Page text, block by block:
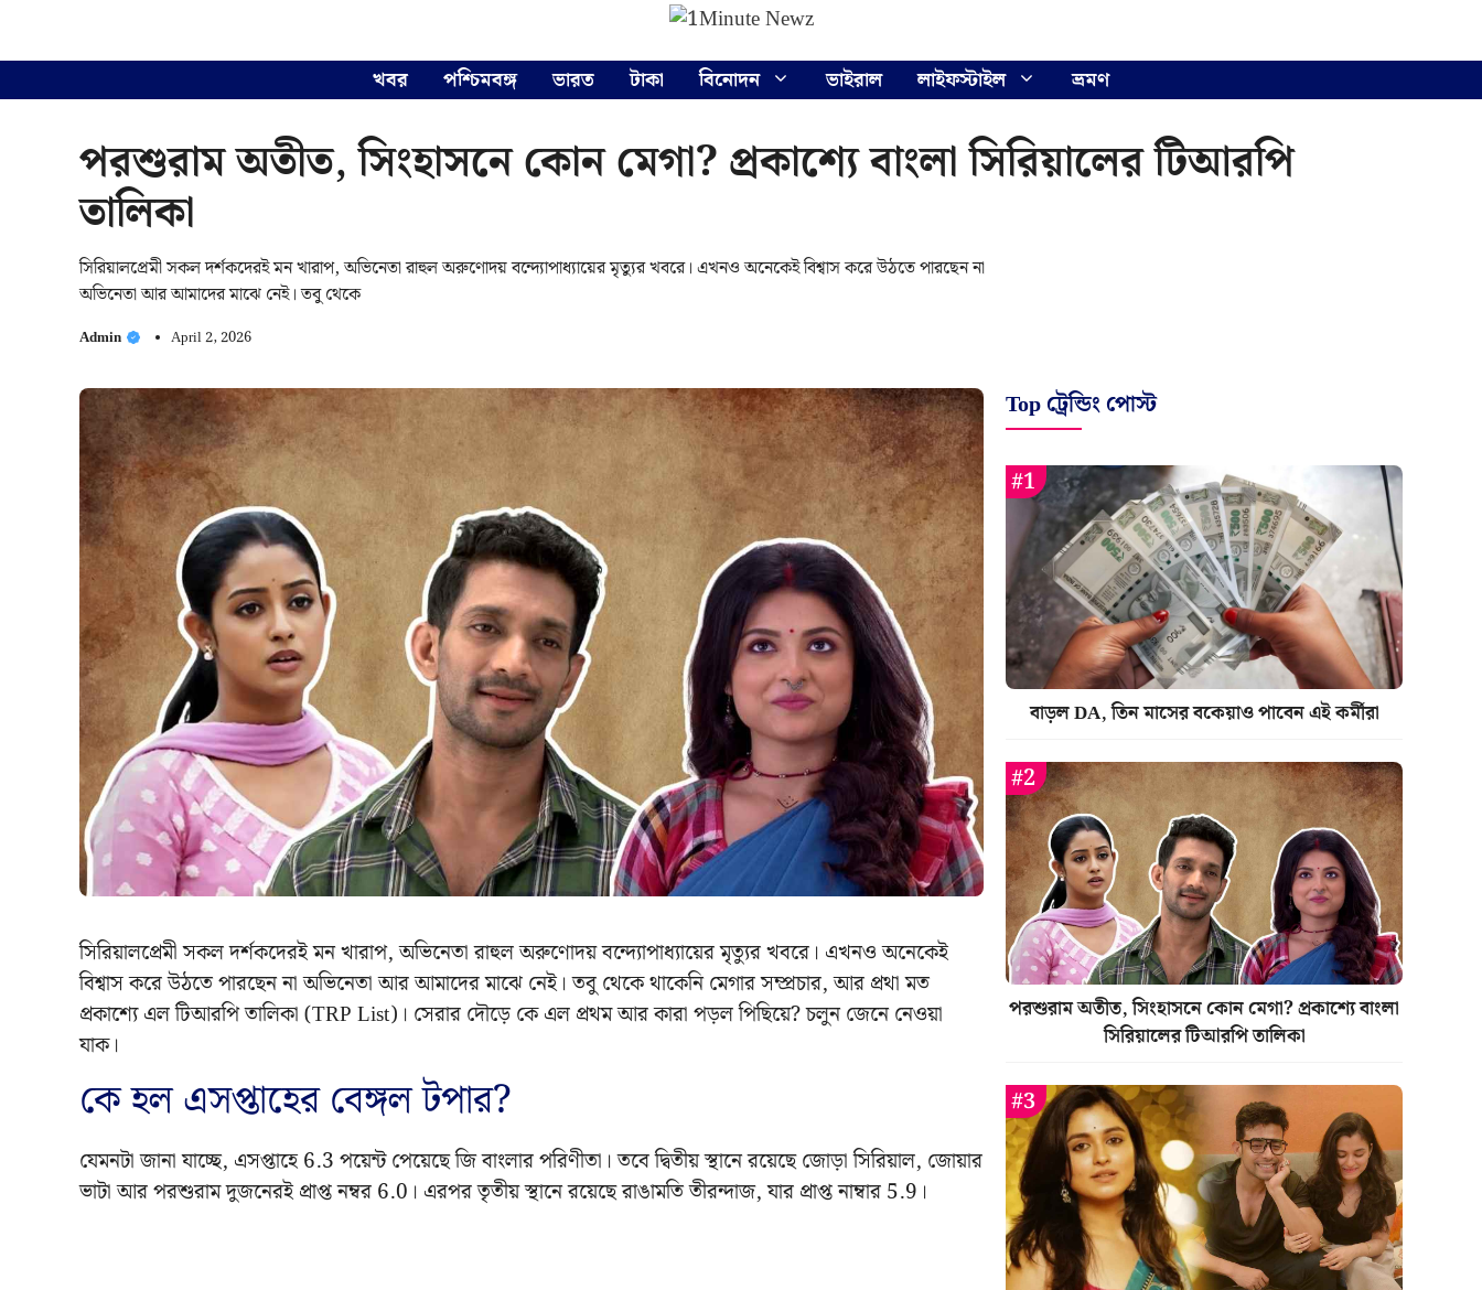
খবর পশ্চিমবঙ্গ ভারত টাকা বিনোদন ভাইরাল লাইফস্টাইল ভ্রমণ
পরশুরাম অতীত, সিংহাসনে কোন মেগা? প্রকাশ্যে বাংলা সিরিয়ালের টিআরপি
তালিকা
সিরিয়ালপ্রেমী সকল দর্শকদেরই মন খারাপ, অভিনেতা রাহুল অরুণোদয় বন্দ্যোপাধ্যায়ের মৃত্যুর খবরে। এখনও অনেকেই বিশ্বাস করে উঠতে পারছেন না
অভিনেতা আর আমাদের মাঝে নেই। তবু থেকে
Admin April 2, 2026
সিরিয়ালপ্রেমী সকল দর্শকদেরই মন খারাপ, অভিনেতা রাহুল অরুণোদয় বন্দ্যোপাধ্যায়ের মৃত্যুর খবরে। এখনও অনেকেই
বিশ্বাস করে উঠতে পারছেন না অভিনেতা আর আমাদের মাঝে নেই। তবু থেকে থাকেনি মেগার সম্প্রচার, আর প্রথা মত
প্রকাশ্যে এল টিআরপি তালিকা (TRP List)। সেরার দৌড়ে কে এল প্রথম আর কারা পড়ল পিছিয়ে? চলুন জেনে নেওয়া
যাক।
কে হল এসপ্তাহের বেঙ্গল টপার?
যেমনটা জানা যাচ্ছে, এসপ্তাহে 6.3 পয়েন্ট পেয়েছে জি বাংলার পরিণীতা। তবে দ্বিতীয় স্থানে রয়েছে জোড়া সিরিয়াল, জোয়ার
ভাটা আর পরশুরাম দুজনেরই প্রাপ্ত নম্বর 6.0। এরপর তৃতীয় স্থানে রয়েছে রাঙামতি তীরন্দাজ, যার প্রাপ্ত নাম্বার 5.9।
Top ট্রেন্ডিং পোস্ট
বাড়ল DA, তিন মাসের বকেয়াও পাবেন এই কর্মীরা
পরশুরাম অতীত, সিংহাসনে কোন মেগা? প্রকাশ্যে বাংলা
সিরিয়ালের টিআরপি তালিকা